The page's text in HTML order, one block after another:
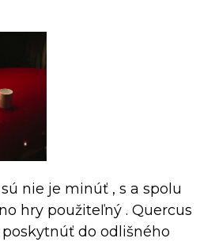
nie je minúť , s a spolu
hry použiteľný . Quercus
do odlišného